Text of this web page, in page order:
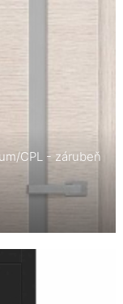
CPL - zárubeň